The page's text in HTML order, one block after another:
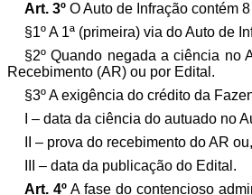
Art. 3ºO Auto de Infração contém
§1º A 1ª (primeira) via do Auto de
§2º Quando negada a ciência no
Recebimento (AR) ou por Edital.
§3º A exigência do crédito da
I – data da ciência do autuado no
II – prova do recebimento do AR
III – data da publicação do Edital.
Art. 4ºA fase do contencioso